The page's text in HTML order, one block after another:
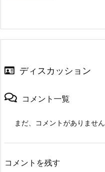
ディスカッション
コメント一覧
まだ、コメントがありません
コメントを残す